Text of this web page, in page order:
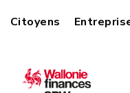
Citoyens